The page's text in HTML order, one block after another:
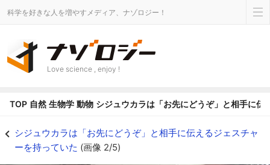
科学を好きな人を増やすメディア、ナゾロジー！
Love science , enjoy !
TOP 自然 生物学 動物 シジュウカラは「お先にどうぞ」と相手に伝
シジュウカラは「お先にどうぞ」と相手に伝えるジェスチャ
ーを持っていた (画像 2/5)